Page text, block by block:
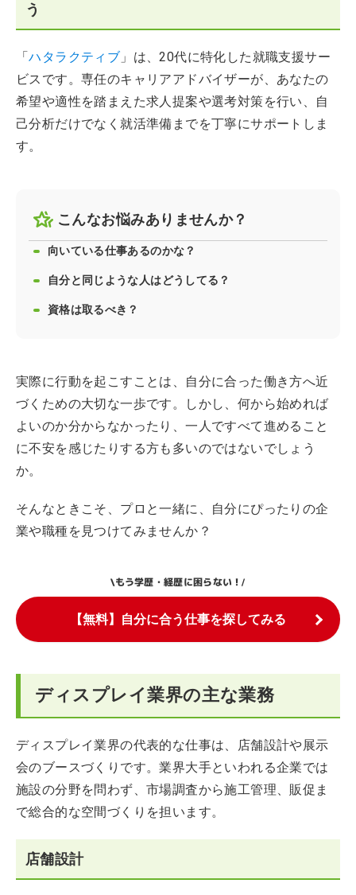
う
「ハタラクティブ 」は、20代に特化した就職支援サー
ビスです。専任のキャリアアドバイザーが、あなたの
希望や適性を踏まえた求人提案や選考対策を行い、自
己分析だけでなく就活準備までを丁寧にサポートしま
す。
こんなお悩みありませんか？
向いている仕事あるのかな？
自分と同じような人はどうしてる？
資格は取るべき？
実際に行動を起こすことは、自分に合った働き方へ近
づくための大切な一歩です。しかし、何から始めれば
よいのか分からなかったり、一人ですべて進めること
に不安を感じたりする方も多いのではないでしょう
か。
そんなときこそ、プロと一緒に、自分にぴったりの企
業や職種を見つけてみませんか？
\もう学歴・経歴に困らない！/
【無料】自分に合う仕事を探してみる
ディスプレイ業界の主な業務
ディスプレイ業界の代表的な仕事は、店舗設計や展示
会のブースづくりです。業界大手といわれる企業では
施設の分野を問わず、市場調査から施工管理、販促ま
で総合的な空間づくりを担います。
店舗設計